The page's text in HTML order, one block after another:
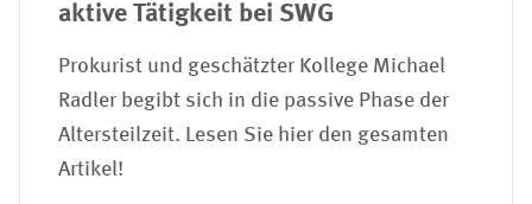
aktive Tätigkeit bei SWG
Prokurist und geschätzter Kollege Michael
Radler begibt sich in die passive Phase der
Altersteilzeit. Lesen Sie hier den gesamten
Artikel!